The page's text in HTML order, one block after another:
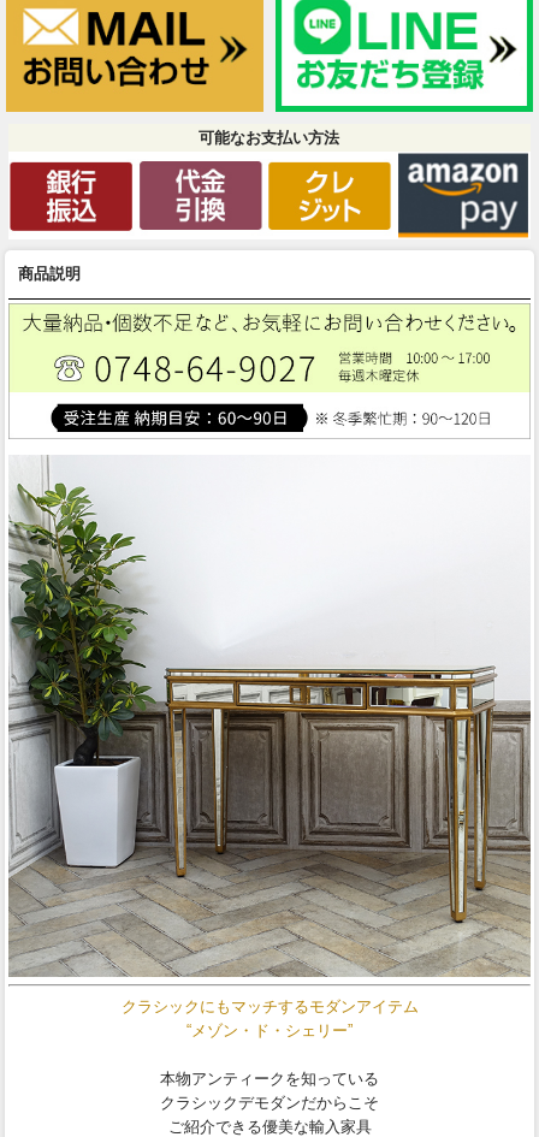
可能なお支払い方法
商品説明
クラシックにもマッチするモダンアイテム
“メゾン・ド・シェリー”
本物アンティークを知っている
クラシックデモダンだからこそ
ご紹介できる優美な輸入家具